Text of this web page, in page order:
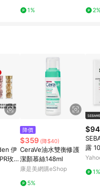
1%
伊
玫瑰
贈1
降價
$359 (降$40)
CeraVe油水雙衡修護
潔顏慕絲148ml
康是美網購eShop
5%
露
1%